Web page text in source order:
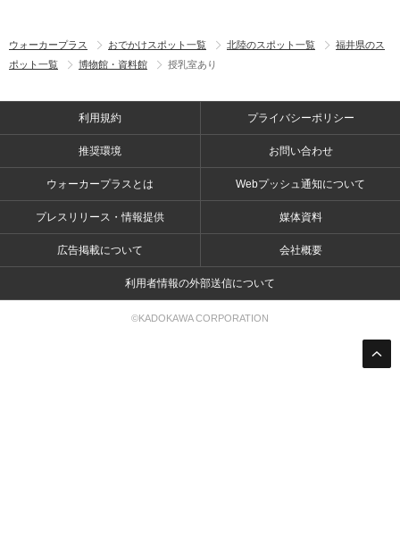
ウォーカープラス おでかけスポット一覧 北陸のスポット一覧
福井県のス
ポット一覧
博物館・資料館 授乳室あり
利用規約 プライバシーポリシー
推奨環境 お問い合わせ
ウォーカープラスとは Webプッシュ通知について
プレスリリース・情報提供 媒体資料
広告掲載について 会社概要
利用者情報の外部送信について
©KADOKAWA CORPORATION